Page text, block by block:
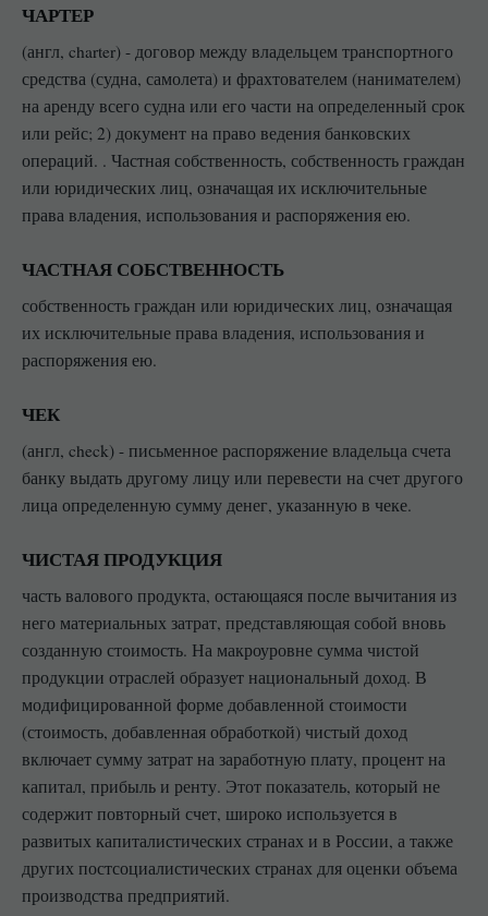
ЧАРТЕР
(англ, charter) - договор между владельцем транспортного
средства (судна, самолета) и фрахтователем (нанимателем)
на аренду всего судна или его части на определенный срок
или рейс; 2) документ на право ведения банковских
операций. . Частная собственность, собственность граждан
или юридических лиц, означащая их исключительные
права владения, использования и распоряжения ею.
ЧАСТНАЯ СОБСТВЕННОСТЬ
собственность граждан или юридических лиц, означащая
их исключительные права владения, использования и
распоряжения ею.
ЧЕК
(англ, check) - письменное распоряжение владельца счета
банку выдать другому лицу или перевести на счет другого
лица определенную сумму денег, указанную в чеке.
ЧИСТАЯ ПРОДУКЦИЯ
часть валового продукта, остающаяся после вычитания из
него материальных затрат, представляющая собой вновь
созданную стоимость. На макроуровне сумма чистой
продукции отраслей образует национальный доход. В
модифицированной форме добавленной стоимости
(стоимость, добавленная обработкой) чистый доход
включает сумму затрат на заработную плату, процент на
капитал, прибыль и ренту. Этот показатель, который не
содержит повторный счет, широко используется в
развитых капиталистических странах и в России, а также
других постсоциалистических странах для оценки объема
производства предприятий.